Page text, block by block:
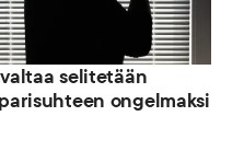
selitetään
ongelmaksi